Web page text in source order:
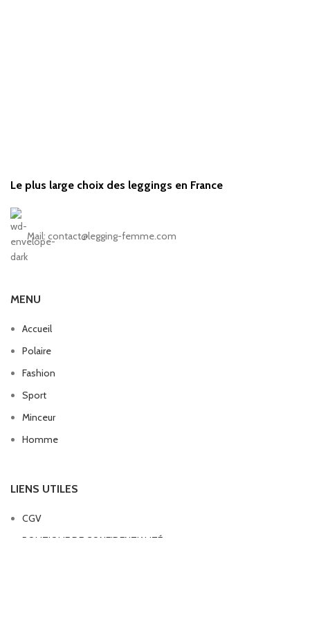
Le plus large choix des leggings en France
Mail: contact@legging-femme.com
MENU
Accueil
Polaire
Fashion
Sport
Minceur
Homme
LIENS UTILES
CGV
POLITIQUE DE CONFIDENTIALITÉ